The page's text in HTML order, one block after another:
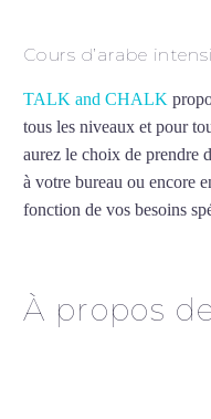
Cours d’arabe
TALK and CHALK
tous les niveaux et pour
aurez le choix de prendre
à votre bureau ou encore
fonction de vos besoins
À propos